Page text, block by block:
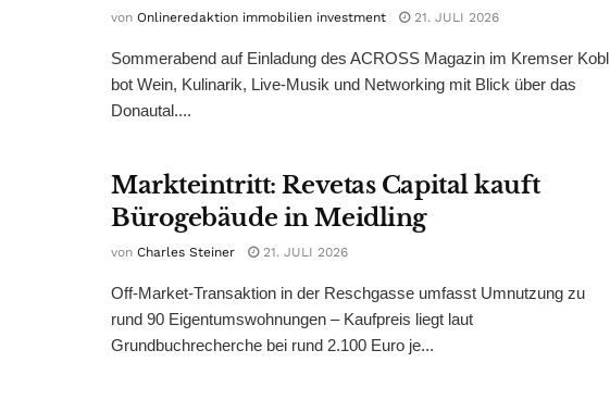
von Onlineredaktion immobilien investment 21. JULI 2026
Sommerabend auf Einladung des ACROSS Magazin im Kremser Kobl
bot Wein, Kulinarik, Live-Musik und Networking mit Blick über das
Donautal....
Markteintritt: Revetas Capital kauft
Bürogebäude in Meidling
von Charles Steiner 21. JULI 2026
Off-Market-Transaktion in der Reschgasse umfasst Umnutzung zu
rund 90 Eigentumswohnungen – Kaufpreis liegt laut
Grundbuchrecherche bei rund 2.100 Euro je...